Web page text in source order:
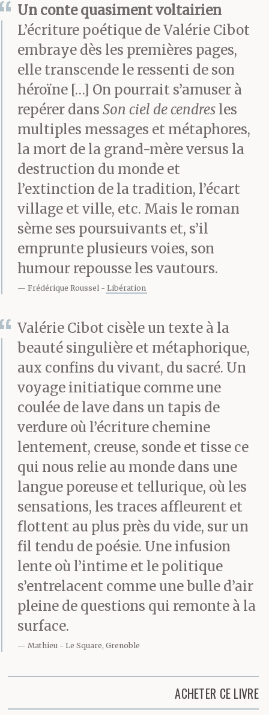
Un conte quasiment voltairien
L’écriture poétique de Valérie Cibot
embraye dès les premières pages,
elle transcende le ressenti de son
héroïne […] On pourrait s’amuser à
repérer dans Son ciel de cendres les
multiples messages et métaphores,
la mort de la grand-mère versus la
destruction du monde et
l’extinction de la tradition, l’écart
village et ville, etc. Mais le roman
sème ses poursuivants et, s’il
emprunte plusieurs voies, son
humour repousse les vautours.
Frédérique Roussel Libération
Valérie Cibot cisèle un texte à la
beauté singulière et métaphorique,
aux confins du vivant, du sacré. Un
voyage initiatique comme une
coulée de lave dans un tapis de
verdure où l’écriture chemine
lentement, creuse, sonde et tisse ce
qui nous relie au monde dans une
langue poreuse et tellurique, où les
sensations, les traces affleurent et
flottent au plus près du vide, sur un
fil tendu de poésie. Une infusion
lente où l’intime et le politique
s’entrelacent comme une bulle d’air
pleine de questions qui remonte à la
surface.
Mathieu Le Square, Grenoble
ACHETER CE LIVRE